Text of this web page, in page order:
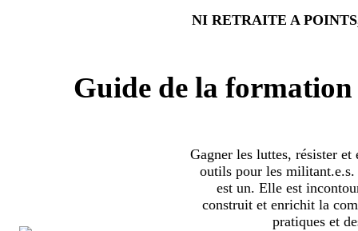
NI RETRAITE A
Guide de la
Gagner les luttes, résister et
outils pour les
est un. Elle est
construit et enrichit la
pratiques et